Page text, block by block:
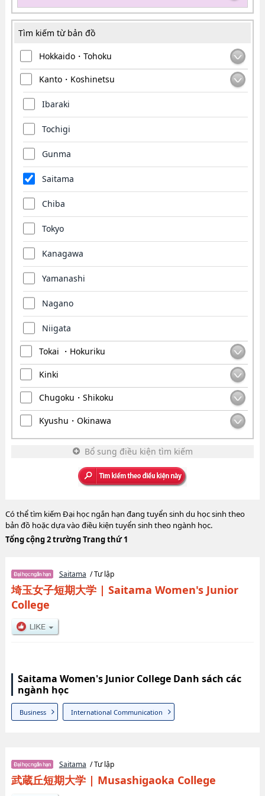
Tìm kiếm từ bản đồ
Hokkaido・Tohoku
Kanto・Koshinetsu
Ibaraki
Tochigi
Gunma
Saitama
Chiba
Tokyo
Kanagawa
Yamanashi
Nagano
Niigata
Tokai ・Hokuriku
Kinki
Chugoku・Shikoku
Kyushu・Okinawa
Bổ sung điều kiện tìm kiếm
Có thể tìm kiếm Đại học ngắn hạn đang tuyển sinh du học sinh theo
bản đồ hoặc dựa vào điều kiện tuyển sinh theo ngành học.
Tổng cộng 2 trường Trang thứ 1
Saitama / Tư lập
埼玉女子短期大学| Saitama Women's Junior
College
Saitama Women's Junior College Danh sách các
ngành học
Business International Communication
Saitama / Tư lập
武蔵丘短期大学| Musashigaoka College